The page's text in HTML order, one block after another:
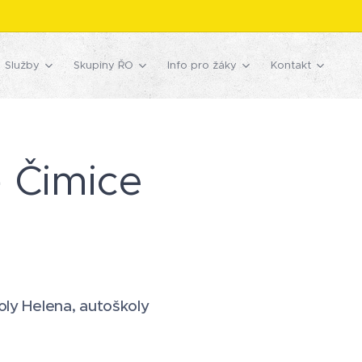
Služby Skupiny ŘO Info pro žáky Kontakt
Helena, autoškoly